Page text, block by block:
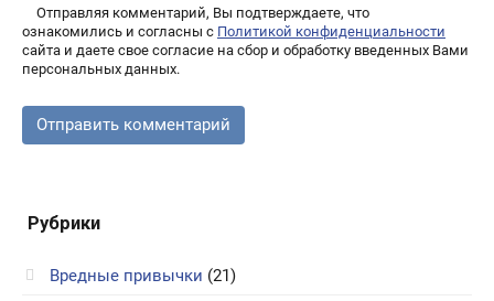
Отправляя комментарий, Вы подтверждаете, что
ознакомились и согласны с Политикой конфиденциальности
сайта и даете свое согласие на сбор и обработку введенных Вами
персональных данных.
Рубрики
Вредные привычки (21)